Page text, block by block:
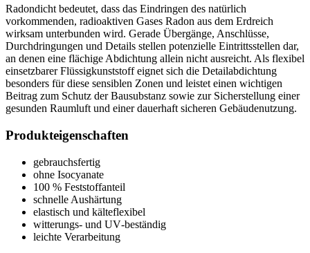
Radondicht bedeutet, dass das Eindringen des natürlich
vorkommenden, radioaktiven Gases Radon aus dem Erdreich
wirksam unterbunden wird. Gerade Übergänge, Anschlüsse,
Durchdringungen und Details stellen potenzielle Eintrittsstellen dar,
an denen eine flächige Abdichtung allein nicht ausreicht. Als flexibel
einsetzbarer Flüssigkunststoff eignet sich die Detailabdichtung
besonders für diese sensiblen Zonen und leistet einen wichtigen
Beitrag zum Schutz der Bausubstanz sowie zur Sicherstellung einer
gesunden Raumluft und einer dauerhaft sicheren Gebäudenutzung.
Produkteigenschaften
gebrauchsfertig
ohne Isocyanate
100 % Feststoffanteil
schnelle Aushärtung
elastisch und kälteflexibel
witterungs‑ und UV‑beständig
leichte Verarbeitung